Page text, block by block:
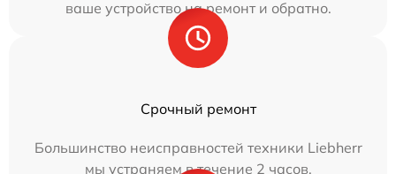
ваше устройство на ремонт и обратно.
Срочный ремонт
Большинство неисправностей техники Liebherr
мы устраняем в течение 2 часов.